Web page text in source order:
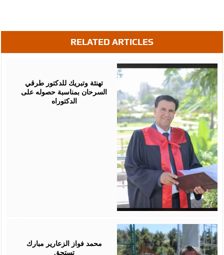
RELATED ARTICLES
تهنئة وتبريك للدكتور طرقي
السرحان بمناسبة حصوله على
الدكتوراه
محمد فواز الزعارير مبارك
تستحق